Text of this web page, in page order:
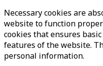
Necessary cookies are
website to function
cookies that ensures
features of the website.
personal information.